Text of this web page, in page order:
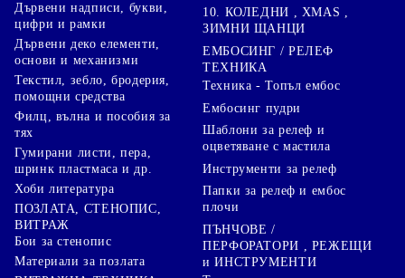
Дървени надписи, букви,
цифри и рамки
Дървени деко елементи,
основи и механизми
Текстил, зебло, бродерия,
помощни средства
Филц, вълна и пособия за
тях
Гумирани листи, пера,
шринк пластмаса и др.
Хоби литература
ПОЗЛАТА, СТЕНОПИС,
ВИТРАЖ
Бои за стенопис
Материали за позлата
10. КОЛЕДНИ , XMAS ,
ЗИМНИ ЩАНЦИ
ЕМБОСИНГ / РЕЛЕФ
ТЕХНИКА
Техника - Топъл ембос
Ембосинг пудри
Шаблони за релеф и
оцветяване с мастила
Инструменти за релеф
Папки за релеф и ембос
плочи
ПЪНЧОВЕ /
ПЕРФОРАТОРИ , РЕЖЕЩИ
и ИНСТРУМЕНТИ